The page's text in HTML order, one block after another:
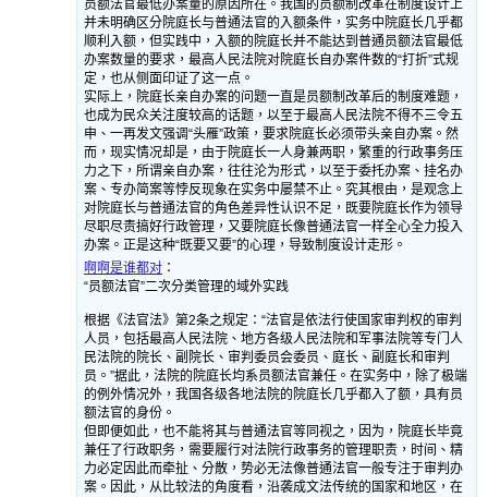
员额法官最低办案量的原因所在。我国的员额制改革在制度设计上
并未明确区分院庭长与普通法官的入额条件，实务中院庭长几乎都
顺利入额，但实践中，入额的院庭长并不能达到普通员额法官最低
办案数量的要求，最高人民法院对院庭长自办案件数的“打折”式规
定，也从侧面印证了这一点。
实际上，院庭长亲自办案的问题一直是员额制改革后的制度难题，
也成为民众关注度较高的话题，以至于最高人民法院不得不三令五
申、一再发文强调“头雁”政策，要求院庭长必须带头亲自办案。然
而，现实情况却是，由于院庭长一人身兼两职，繁重的行政事务压
力之下，所谓亲自办案，往往沦为形式，以至于委托办案、挂名办
案、专办简案等悖反现象在实务中屡禁不止。究其根由，是观念上
对院庭长与普通法官的角色差异性认识不足，既要院庭长作为领导
尽职尽责搞好行政管理，又要院庭长像普通法官一样全心全力投入
办案。正是这种“既要又要”的心理，导致制度设计走形。
啊啊是谁都对 ：
“员额法官”二次分类管理的域外实践
根据《法官法》第2条之规定：“法官是依法行使国家审判权的审判
人员，包括最高人民法院、地方各级人民法院和军事法院等专门人
民法院的院长、副院长、审判委员会委员、庭长、副庭长和审判
员。”据此，法院的院庭长均系员额法官兼任。在实务中，除了极端
的例外情况外，我国各级各地法院的院庭长几乎都入了额，具有员
额法官的身份。
但即便如此，也不能将其与普通法官等同视之，因为，院庭长毕竟
兼任了行政职务，需要履行对法院行政事务的管理职责，时间、精
力必定因此而牵扯、分散，势必无法像普通法官一般专注于审判办
案。因此，从比较法的角度看，沿袭成文法传统的国家和地区，在